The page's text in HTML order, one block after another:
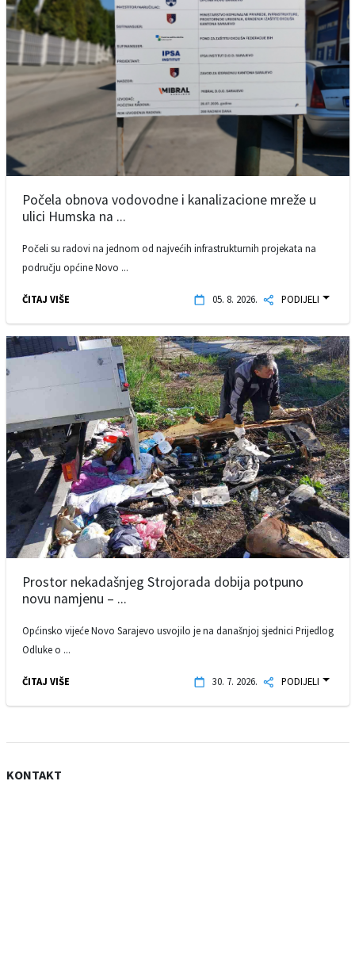
Počela obnova vodovodne i kanalizacione mreže u
ulici Humska na ...
Počeli su radovi na jednom od najvećih infrastrukturnih projekata na
području općine Novo ...
ČITAJ VIŠE 05. 8. 2026. PODIJELI
Prostor nekadašnjeg Strojorada dobija potpuno
novu namjenu – ...
Općinsko vijeće Novo Sarajevo usvojilo je na današnjoj sjednici Prijedlog
Odluke o ...
ČITAJ VIŠE 30. 7. 2026. PODIJELI
KONTAKT